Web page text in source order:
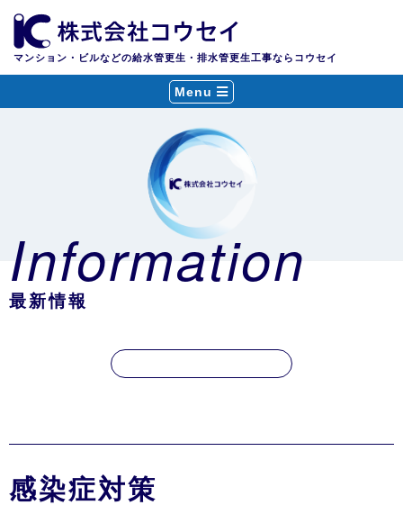
マンション・ビルなどの給水管更生・排水管更生工事ならコウセイ
Menu
Information
最新情報
感染症対策